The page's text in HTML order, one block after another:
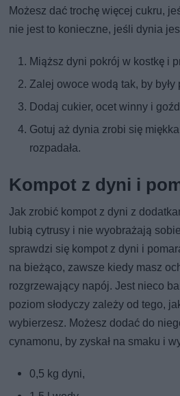
Możesz dać trochę więcej cukru,
nie jest to konieczne, jeśli dynia
Miąższ dyni pokrój w kostkę i
Zalej owoce wodą tak, by były
Dodaj cukier, ocet winny i
Gotuj aż dynia zrobi się
rozpadała.
Kompot z dyni i
Jak zrobić kompot z dyni z
lubią cytrusy i nie wyobrażają
sprawdzi się kompot z dyni i
na bieżąco, zawsze kiedy masz
rozgrzewający napój. Jest nieco
poziom słodyczy zależy od tego,
wybierzesz. Możesz dodać do
cynamonu, by zyskał na smaku i
0,5 kg dyni,